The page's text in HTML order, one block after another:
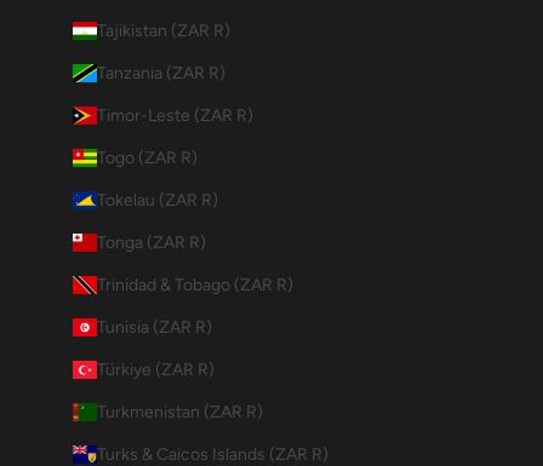
Tajikistan (ZAR R)
Tanzania (ZAR R)
Timor-Leste (ZAR R)
Togo (ZAR R)
Tokelau (ZAR R)
Tonga (ZAR R)
Trinidad & Tobago (ZAR R)
Tunisia (ZAR R)
Türkiye (ZAR R)
Turkmenistan (ZAR R)
Turks & Caicos Islands (ZAR R)